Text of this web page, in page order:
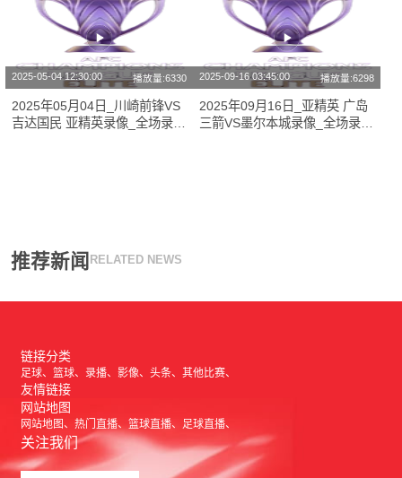
2025-05-04 12:30:00 播放量:6330
2025年05月04日_川崎前锋VS
吉达国民 亚精英录像_全场录像
2025-09-16 03:45:00 播放量:6298
2025年09月16日_亚精英 广岛
三箭VS墨尔本城录像_全场录像
推荐新闻 RELATED NEWS
链接分类
足球 篮球 录播 影像 头条 其他比赛
友情链接
网站地图
网站地图 热门直播 篮球直播 足球直播
关注我们